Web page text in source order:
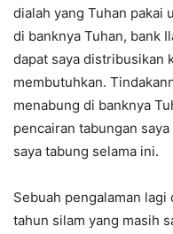
dialah yang Tuhan pakai
di banknya Tuhan, bank
dapat saya distribusikan
membutuhkan.
menabung di banknya
pencairan tabungan
saya tabung selama ini.
Sebuah pengalaman
tahun silam yang masih